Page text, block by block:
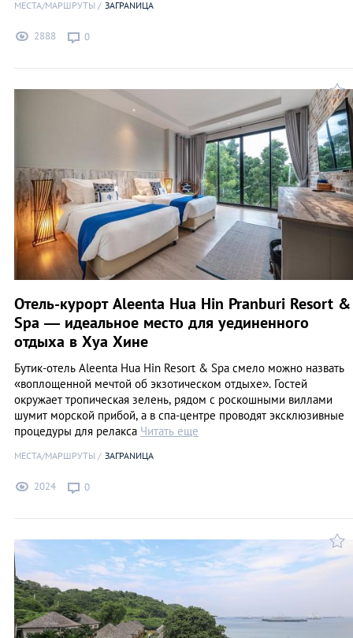
МЕСТА/МАРШРУТЫ ЗАГРАNИЦА
2888 0
Отель-курорт Aleenta Hua Hin Pranburi Resort &
Spa — идеальное место для уединенного
отдыха в Хуа Хине
Бутик-отель Aleenta Hua Hin Resort & Spa смело можно назвать
«воплощенной мечтой об экзотическом отдыхе». Гостей
окружает тропическая зелень, рядом с роскошными виллами
шумит морской прибой, а в спа-центре проводят эксклюзивные
процедуры для релакса Читать еще
МЕСТА/МАРШРУТЫ ЗАГРАNИЦА
2024 0